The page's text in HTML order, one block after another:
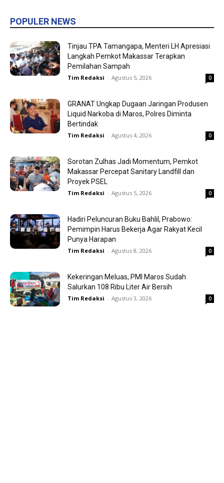
POPULER NEWS
Tinjau TPA Tamangapa, Menteri LH Apresiasi
Langkah Pemkot Makassar Terapkan
Pemilahan Sampah
Tim Redaksi - Agustus 5, 2026 0
GRANAT Ungkap Dugaan Jaringan Produsen
Liquid Narkoba di Maros, Polres Diminta
Bertindak
Tim Redaksi - Agustus 4, 2026 0
Sorotan Zulhas Jadi Momentum, Pemkot
Makassar Percepat Sanitary Landfill dan
Proyek PSEL
Tim Redaksi - Agustus 5, 2026 0
Hadiri Peluncuran Buku Bahlil, Prabowo:
Pemimpin Harus Bekerja Agar Rakyat Kecil
Punya Harapan
Tim Redaksi - Agustus 8, 2026 0
Kekeringan Meluas, PMI Maros Sudah
Salurkan 108 Ribu Liter Air Bersih
Tim Redaksi - Agustus 3, 2026 0